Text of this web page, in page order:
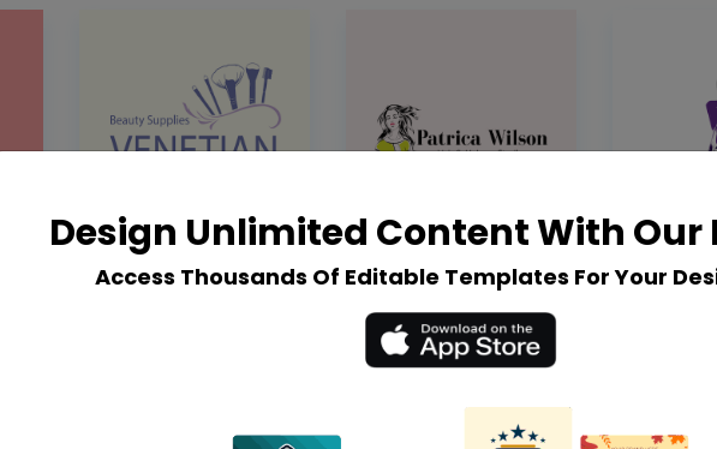
Design Unlimited Content With Our
Access Thousands Of Editable Templates For Your